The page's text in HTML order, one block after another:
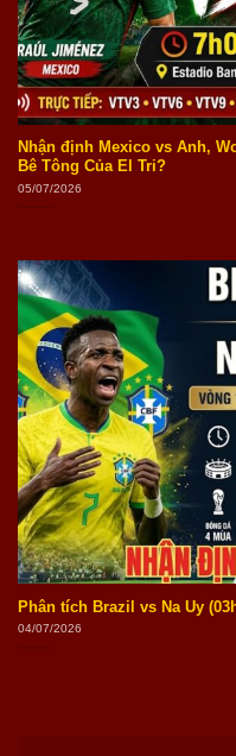
Nhận định Mexico vs Anh,
Bê Tông Của El Tri?
05/07/2026
Phân tích Brazil vs Na Uy
04/07/2026